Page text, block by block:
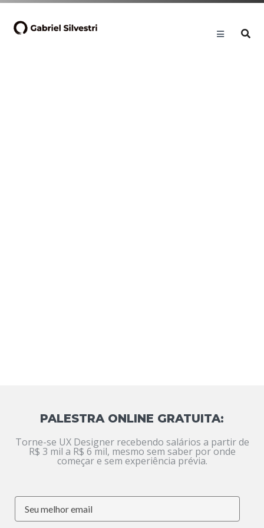
PALESTRA ONLINE GRATUITA:
Torne-se UX Designer recebendo salários a partir de
R$ 3 mil a R$ 6 mil, mesmo sem saber por onde
começar e sem experiência prévia.